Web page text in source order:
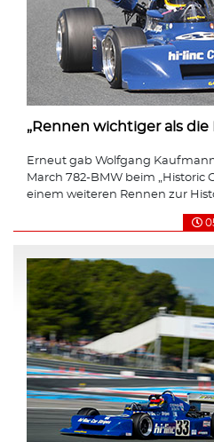
„Rennen wichtiger als die
Erneut gab Wolfgang
March 782-BMW beim „Historic
einem weiteren Rennen zur